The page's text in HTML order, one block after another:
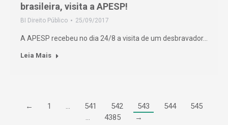
brasileira, visita a APESP!
BI Direito Público 25/09/2017
A APESP recebeu no dia 24/8 a visita de um desbravador…
Leia Mais
← 1 … 541 542 543 544
545
…
4385 →